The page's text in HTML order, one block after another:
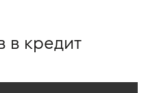
в кредит